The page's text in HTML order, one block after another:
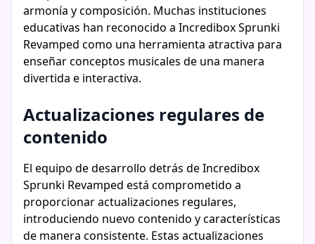
armonía y composición. Muchas instituciones
educativas han reconocido a Incredibox Sprunki
Revamped como una herramienta atractiva para
enseñar conceptos musicales de una manera
divertida e interactiva.
Actualizaciones regulares de
contenido
El equipo de desarrollo detrás de Incredibox
Sprunki Revamped está comprometido a
proporcionar actualizaciones regulares,
introduciendo nuevo contenido y características
de manera consistente. Estas actualizaciones